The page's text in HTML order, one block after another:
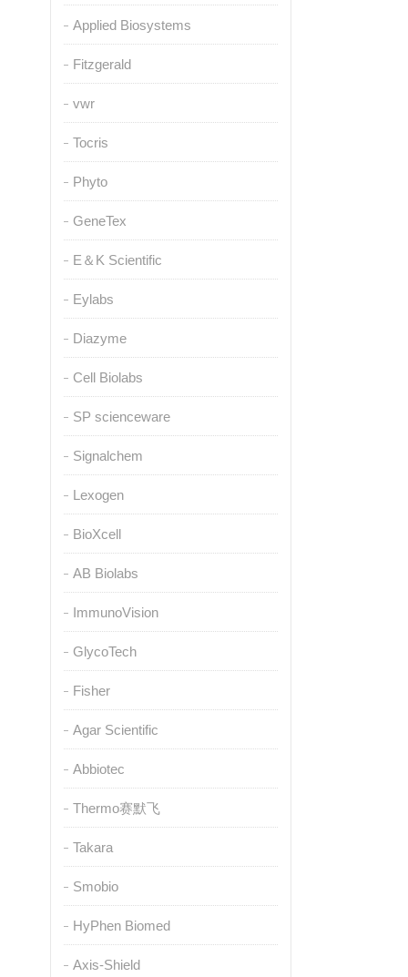
Applied Biosystems
Fitzgerald
vwr
Tocris
Phyto
GeneTex
E＆K Scientific
Eylabs
Diazyme
Cell Biolabs
SP scienceware
Signalchem
Lexogen
BioXcell
AB Biolabs
ImmunoVision
GlycoTech
Fisher
Agar Scientific
Abbiotec
Thermo赛默飞
Takara
Smobio
HyPhen Biomed
Axis-Shield